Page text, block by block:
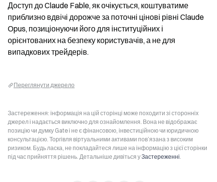
Доступ до Claude Fable, як очікується, коштуватиме
приблизно вдвічі дорожче за поточні цінові рівні Claude
Opus, позиціонуючи його для інституційних і
орієнтованих на безпеку користувачів, а не для
випадкових трейдерів.
Переглянути джерело
Застереження: інформація на цій сторінці може походити зі сторонніх
джерел і надається виключно для ознайомлення. Вона не відображає
позицію чи думку Gate і не є фінансовою, інвестиційною чи юридичною
консультацією. Торгівля віртуальними активами пов’язана з високим
ризиком. Будь ласка, не покладайтеся лише на інформацію з цієї сторінки
під час прийняття рішень. Детальніше дивіться уЗастереженні.